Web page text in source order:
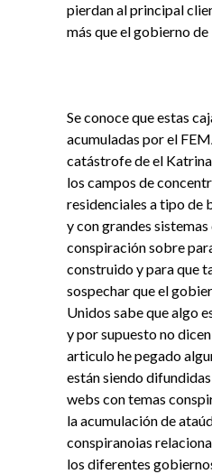
pierdan al principal
más que el gobierno de
Se conoce que estas
acumuladas por el
catástrofe de el
los campos de
residenciales a tipo de
y con grandes
conspiración sobre
construido y para que
sospechar que el
Unidos sabe que algo
y por supuesto no
articulo he pegado
están siendo
webs con temas
la acumulación de
conspiranoias
los diferentes